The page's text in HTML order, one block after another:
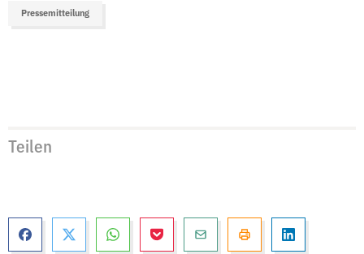
Pressemitteilung
Teilen